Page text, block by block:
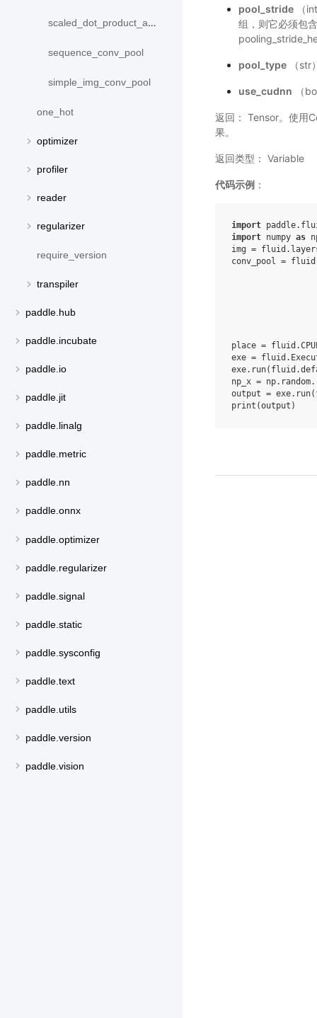
scaled_dot_product_attention
sequence_conv_pool
simple_img_conv_pool
one_hot
optimizer
profiler
reader
regularizer
require_version
transpiler
paddle.hub
paddle.incubate
paddle.io
paddle.jit
paddle.linalg
paddle.metric
paddle.nn
paddle.onnx
paddle.optimizer
paddle.regularizer
paddle.signal
paddle.static
paddle.sysconfig
paddle.text
paddle.utils
paddle.version
paddle.vision
pool_stride（
组，则它必须包
pool_type（str
use_cudnn （
返回： Tensor。使用
果。
返回类型： Variable
代码示例 ：
import
import numpy as
img = fluid .
conv_pool = fluid
place = fluid .
exe = fluid .
exe. run( fluid .
np_x = np. random.
output = exe. run(
print (output )